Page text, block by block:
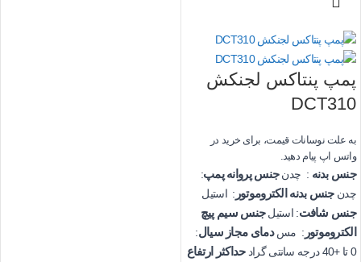
پمپ پنتاکس لجنکش
DCT310
به علت نوسانات قیمت، برای خرید در
واتس اپ پیام دهید.
جنس بدنه : چدنجنس پروانه پمپ:
چدنجنس بدنه الکتروموتور : استیل
جنس شافت: استیلجنس سیم پیچ
الکتروموتور : مسدمای مجاز سیال:
0 تا +40 درجه سانتی گراد
حداکثر ارتفاع